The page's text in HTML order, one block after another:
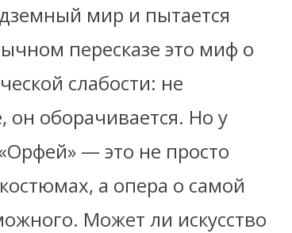
мир и пытается
пересказе это миф о
слабости: не
оборачивается. Но у
— это не просто
а опера о самой
Может ли искусство